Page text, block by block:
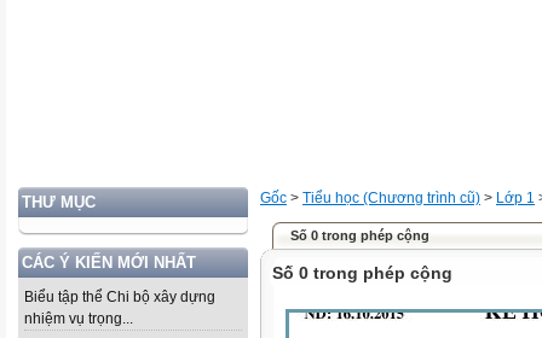
THƯ MỤC
CÁC Ý KIẾN MỚI NHẤT
Biểu tập thể Chi bộ xây dựng
nhiệm vụ trọng...
Gốc > Tiểu học (Chương trình cũ) > Lớp 1
Số 0 trong phép cộng
Số 0 trong phép cộng